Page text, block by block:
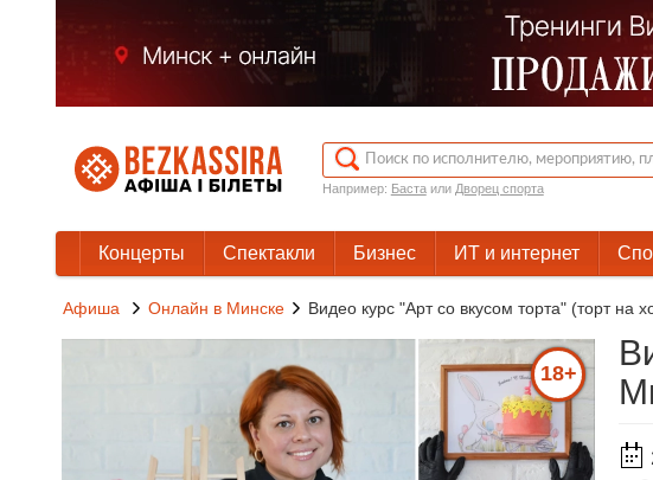
Например: Бастаили Дворец спорта
Концерты Спектакли Бизнес ИТ и интернет
Афиша Онлайн в Минске Видео курс "Арт со вкусом торта" (торт на
18+